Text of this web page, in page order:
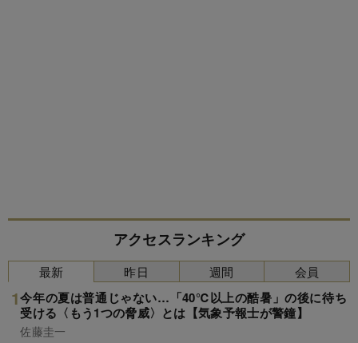
アクセスランキング
最新
今年の夏は普通じゃない…「40℃以上の酷暑」の後に待ち
受ける〈もう1つの脅威〉とは【気象予報士が警鐘】
佐藤圭一
昨日 週間 会員